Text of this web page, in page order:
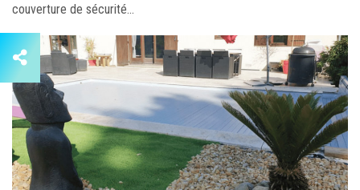
couverture de sécurité...